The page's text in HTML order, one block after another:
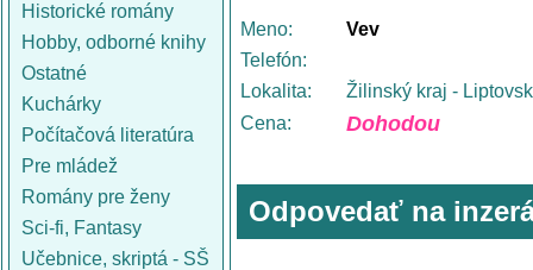
Historické romány
Hobby, odborné knihy
Ostatné
Kuchárky
Počítačová literatúra
Pre mládež
Romány pre ženy
Sci-fi, Fantasy
Učebnice, skriptá - SŠ
Meno:
Vev
Telefón:
Lokalita:
Žilinský kraj -
Cena:
Dohodou
Odpovedať na